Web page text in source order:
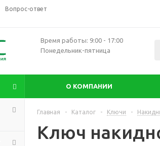
Вопрос-ответ
Время работы: 9:00 - 17:00
Понедельник-пятница
О КОМПАНИИ
Главная - Каталог - Ключи -
Ключ